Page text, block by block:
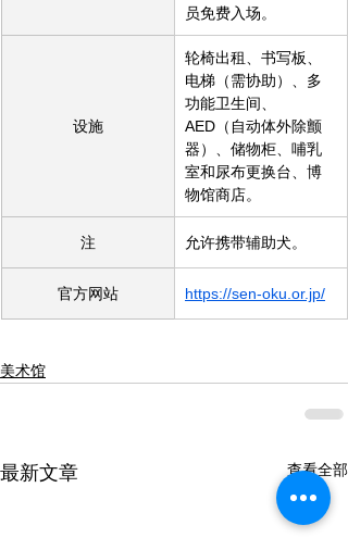
员免费入场。
设施
轮椅出租、书写板、
电梯（需协助）、多
功能卫生间、
AED（自动体外除颤
器）、储物柜、哺乳
室和尿布更换台、博
物馆商店。
注 允许携带辅助犬。
官方网站 https://sen-oku.or.jp/
美术馆
最新文章 查看全部